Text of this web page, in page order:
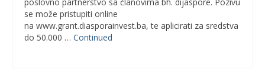
se može pristupiti online
na www.grant.diasporainvest.ba, te aplicirati za sredstva
do 50.000 … Continued